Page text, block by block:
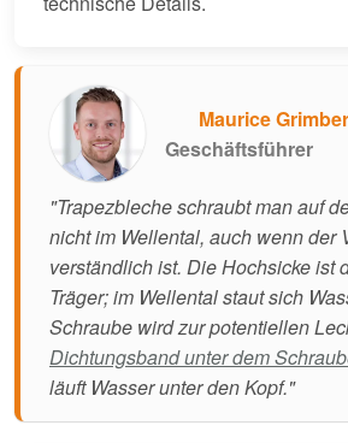
Maurice
Geschäftsführer
"Trapezbleche schraubt man auf
nicht im Wellental, auch wenn der
verständlich ist. Die Hochsicke ist
Träger; im Wellental staut sich
Schraube wird zur potentiellen
Dichtungsband unter dem
läuft Wasser unter den Kopf."